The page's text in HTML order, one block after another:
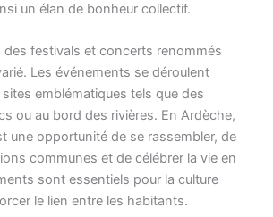
un élan de bonheur collectif.
des festivals et concerts renommés
Les événements se déroulent
emblématiques tels que des
ou au bord des rivières. En Ardèche,
une opportunité de se rassembler, de
communes et de célébrer la vie en
sont essentiels pour la culture
le lien entre les habitants.